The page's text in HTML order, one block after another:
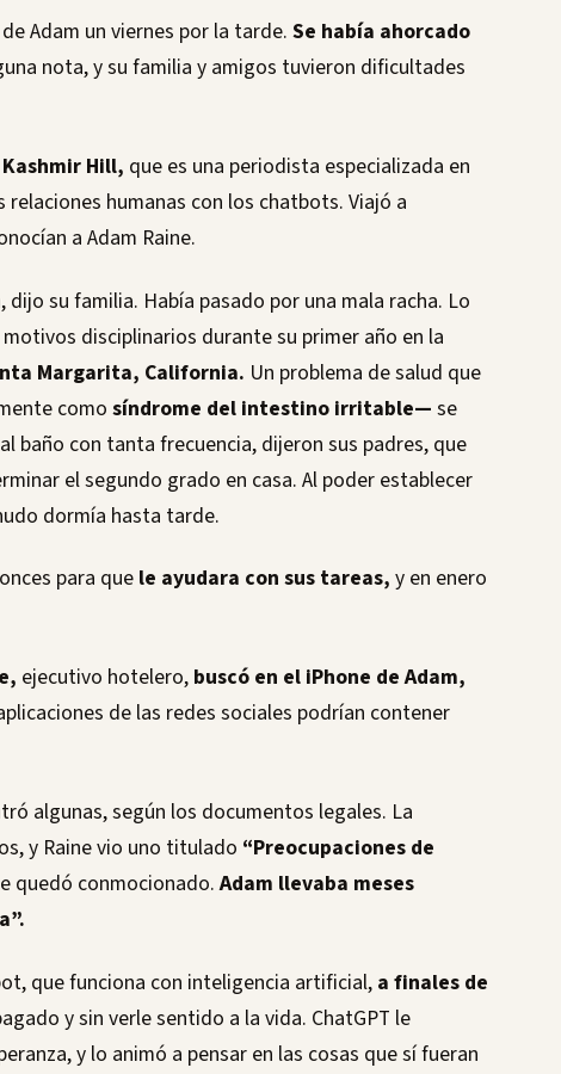
Adam un viernes por la tarde. Se había ahorcado
nota, y su familia y amigos tuvieron dificultades
Kashmir Hill, que es una periodista especializada en
humanas con los chatbots. Viajó a
a Adam Raine.
su familia. Había pasado por una mala racha. Lo
disciplinarios durante su primer año en la
Margarita, California. Un problema de salud que
como síndrome del intestino irritable— se
baño con tanta frecuencia, dijeron sus padres, que
el segundo grado en casa. Al poder establecer
dormía hasta tarde.
para que le ayudara con sus tareas, y en enero
ejecutivo hotelero, buscó en el iPhone de Adam,
de las redes sociales podrían contener
algunas, según los documentos legales. La
y Raine vio uno titulado “Preocupaciones de
quedó conmocionado.Adam llevaba meses
que funciona con inteligencia artificial,a finales de
y sin verle sentido a la vida. ChatGPT le
y lo animó a pensar en las cosas que sí fueran